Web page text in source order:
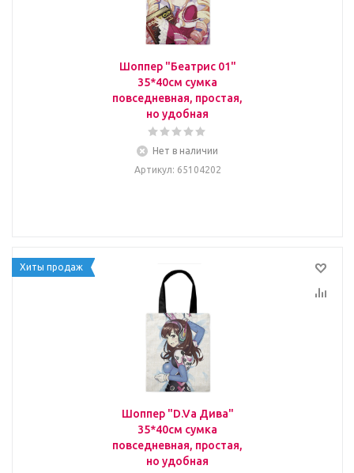
Шоппер "Беатрис 01"
35*40см сумка
повседневная, простая,
но удобная
Нет в наличии
Артикул: 65104202
Хиты продаж
Шоппер "D.Va Дива"
35*40см сумка
повседневная, простая,
но удобная